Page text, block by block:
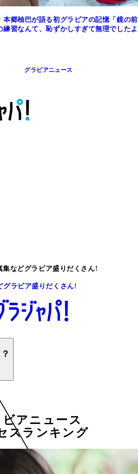
本郷柚巴が語る初グラビアの記憶「鏡の前
練習なんて、恥ずかしすぎて無理でしたよ
グラビアニュース
集などグラビア盛りだくさん!
グラビア盛りだくさん!
ビアニュース
スランキング